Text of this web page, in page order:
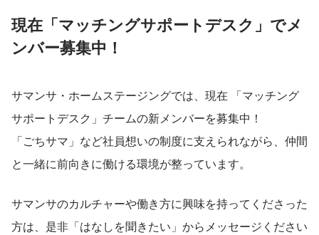
現在「マッチングサポートデスク」でメ
ンバー募集中！
サマンサ・ホームステージングでは、現在 「マッチング
サポートデスク」チームの新メンバーを募集中！
「ごちサマ」など社員想いの制度に支えられながら、仲間
と一緒に前向きに働ける環境が整っています。
サマンサのカルチャーや働き方に興味を持ってくださった
方は、是非「はなしを聞きたい」からメッセージください